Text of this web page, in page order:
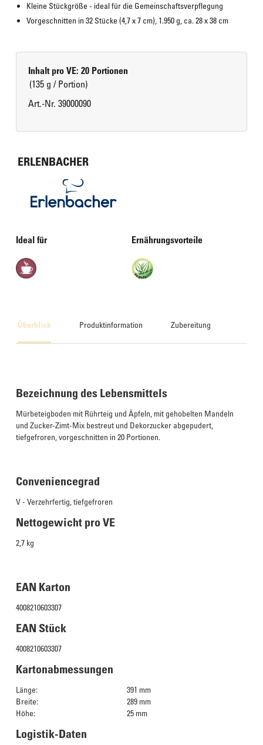
Kleine Stückgröße - ideal für die Gemeinschaftsverpflegung
Vorgeschnitten in 32 Stücke (4,7 x 7 cm), 1.950 g, ca. 28 x 38 cm
Inhalt pro VE: 20 Portionen
(135 g / Portion)
Art.-Nr. 39000090
ERLENBACHER
Ideal für Ernährungsvorteile
Überblick Produktinformation Zubereitung
Bezeichnung des Lebensmittels
Mürbeteigboden mit Rührteig und Äpfeln, mit gehobelten Mandeln
und Zucker-Zimt-Mix bestreut und Dekorzucker abgepudert,
tiefgefroren, vorgeschnitten in 20 Portionen.
Conveniencegrad
V - Verzehrfertig, tiefgefroren
Nettogewicht pro VE
2,7 kg
EAN Karton
4008210603307
EAN Stück
4008210603307
Kartonabmessungen
Länge:
391 mm
Breite:
289 mm
Höhe:
25 mm
Logistik-Daten